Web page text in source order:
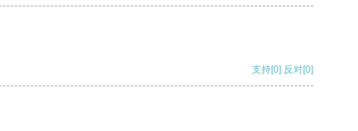
支持[0] 反对[0]